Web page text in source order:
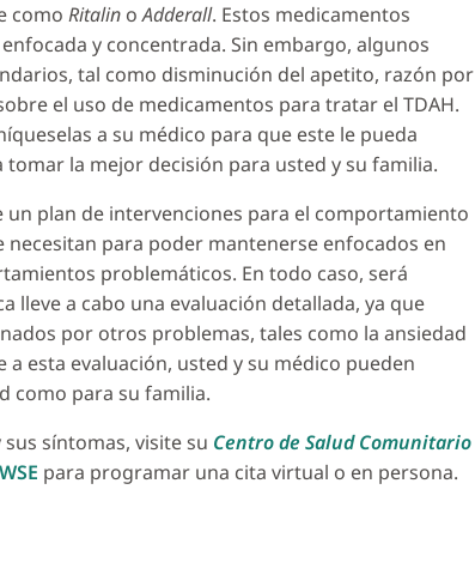
como Ritalin oAdderall. Estos medicamentos
y concentrada. Sin embargo, algunos
tal como disminución del apetito, razón por
el uso de medicamentos para tratar el TDAH.
a su médico para que este le pueda
la mejor decisión para usted y su familia.
plan de intervenciones para el comportamiento
para poder mantenerse enfocados en
problemáticos. En todo caso, será
lleve a cabo una evaluación detallada, ya que
por otros problemas, tales como la ansiedad
esta evaluación, usted y su médico pueden
como para su familia.
síntomas, visite su Centro de Salud Comunitario
para programar una cita virtual o en persona.